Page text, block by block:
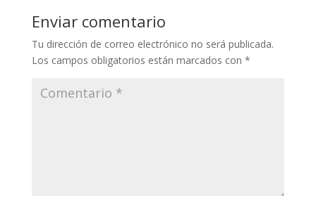
Enviar comentario
Tu dirección de correo electrónico no será publicada.
Los campos obligatorios están marcados con *